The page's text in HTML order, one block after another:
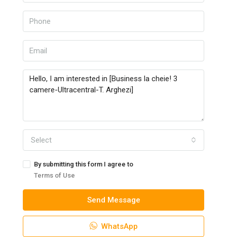
Select
By submitting this form I agree to
Terms of Use
Send Message
WhatsApp